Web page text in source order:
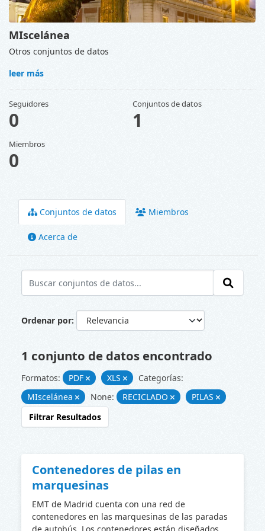
Conjuntos de datos Miembros
Acerca de
Ordenar por
1 conjunto de datos encontrado
Formatos: PDF XLS
Categorías:
MIscelánea
None: RECICLADO
PILAS
Filtrar Resultados
Contenedores de pilas en
marquesinas
EMT de Madrid cuenta con una red de
contenedores en las marquesinas de las paradas
MIscelánea
Otros conjuntos de datos
leer más
Seguidores
0
Conjuntos de datos
1
Miembros
0